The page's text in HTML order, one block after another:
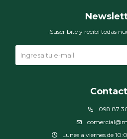
098 87
Lunes a viernes de
¡Suscribite y recibí todas